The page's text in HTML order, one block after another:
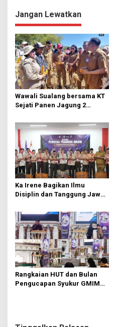
i
g
a
s
i
p
o
s
Jangan Lewatkan
Wawali Sualang bersama KT
Sejati Panen Jagung 2
Ka Irene Bagikan Ilmu
Disiplin dan Tanggung Jawab
Manado
Rangkaian HUT dan Bulan
Pengucapan Syukur GMIM